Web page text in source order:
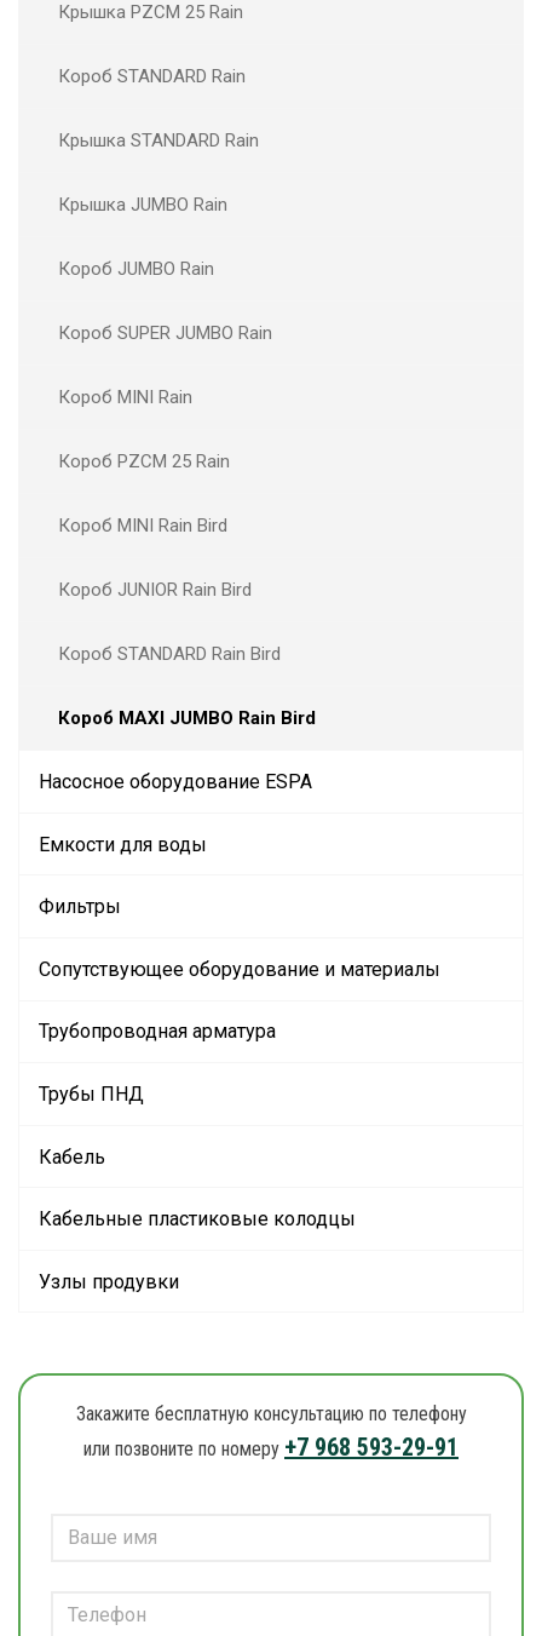
Крышка PZCM 25 Rain
Короб STANDARD Rain
Крышка STANDARD Rain
Крышка JUMBO Rain
Короб JUMBO Rain
Короб SUPER JUMBO Rain
Короб MINI Rain
Короб PZCM 25 Rain
Короб MINI Rain Bird
Короб JUNIOR Rain Bird
Короб STANDARD Rain Bird
Короб MAXI JUMBO Rain Bird
Насосное оборудование ESPA
Емкости для воды
Фильтры
Сопутствующее оборудование и материалы
Трубопроводная арматура
Трубы ПНД
Кабель
Кабельные пластиковые колодцы
Узлы продувки
Закажите бесплатную консультацию по телефону
или позвоните по номеру +7 968 593-29-91